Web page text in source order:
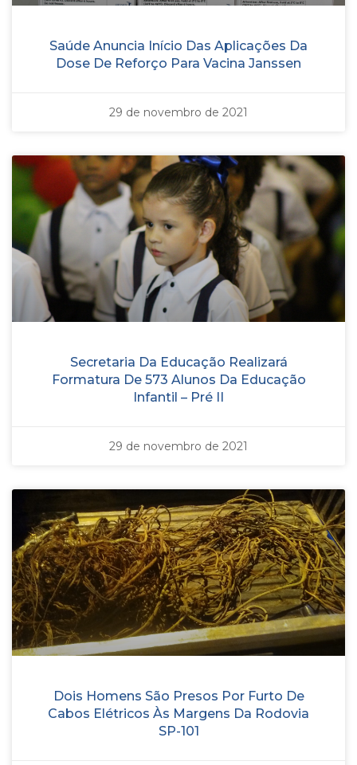
Saúde Anuncia Início Das Aplicações Da
Dose De Reforço Para Vacina Janssen
29 de novembro de 2021
Secretaria Da Educação Realizará
Formatura De 573 Alunos Da Educação
Infantil – Pré II
29 de novembro de 2021
Dois Homens São Presos Por Furto De
Cabos Elétricos Às Margens Da Rodovia
SP-101